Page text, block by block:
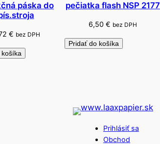
páska do
€ bez DPH
pečiatka flash NSP 2177
6,50€ bez DPH
Pridať do košíka
Prihlásiť sa
Obchod